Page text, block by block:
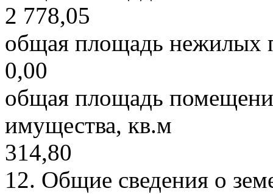
2 778,05
общая площадь нежилых
0,00
общая площадь
имущества, кв.м
314,80
12. Общие сведения о